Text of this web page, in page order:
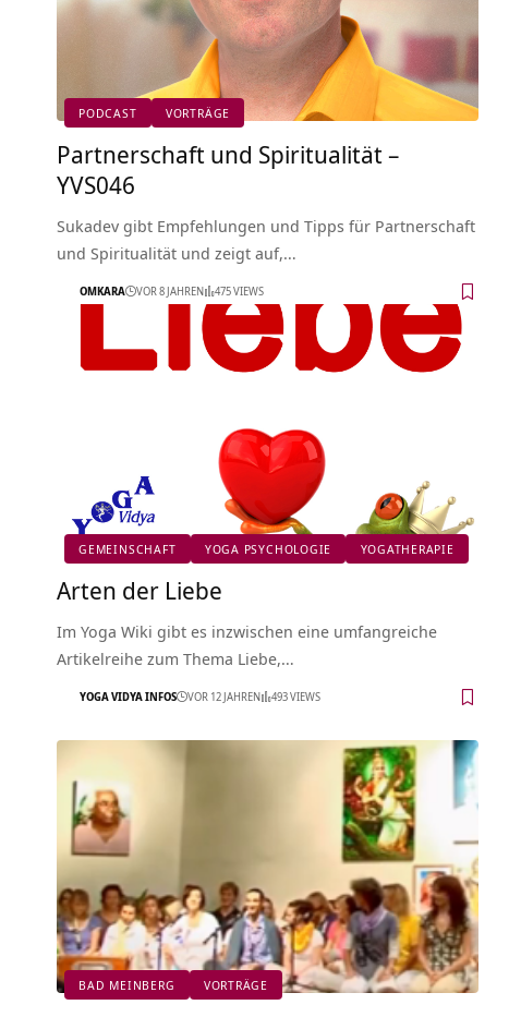
PODCAST VORTRÄGE
Partnerschaft und Spiritualität –
YVS046
Sukadev gibt Empfehlungen und Tipps für Partnerschaft
und Spiritualität und zeigt auf,…
OMKARA VOR 8 JAHREN 475 VIEWS
GEMEINSCHAFT YOGA PSYCHOLOGIE YOGATHERAPIE
Arten der Liebe
Im Yoga Wiki gibt es inzwischen eine umfangreiche
Artikelreihe zum Thema Liebe,…
YOGA VIDYA INFOS VOR 12 JAHREN 493 VIEWS
BAD MEINBERG VORTRÄGE